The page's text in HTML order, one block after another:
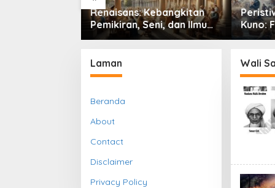
Renaisans: Kebangkitan
Pemikiran, Seni, dan Ilmu
Pengetahuan yang
Dunia
Kuno:
Laman
Beranda
About
Contact
Disclaimer
Privacy Policy
Wali